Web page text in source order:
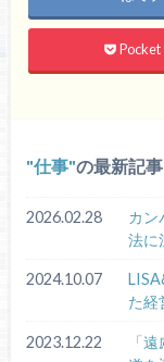
Pocket
仕事 の最新記事
2026.02.28
カン
法に
2024.10.07
た経
2023.12.22
「